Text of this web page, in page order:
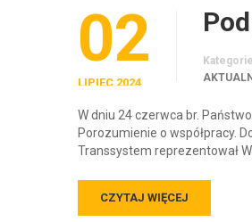
02
LIPIEC 2024
Kategorie
W dniu 24 czerwca br.
Porozumienie o współpracy.
Transsystem reprezentował
CZYTAJ WIĘCEJ